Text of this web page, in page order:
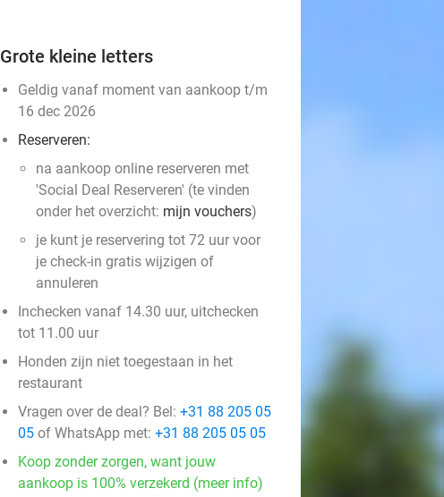
Grote kleine letters
Geldig vanaf moment van aankoop t/m
16 dec 2026
Reserveren:
na aankoop online reserveren met
'Social Deal Reserveren' (te vinden
onder het overzicht: mijn vouchers)
je kunt je reservering tot 72 uur voor
je check-in gratis wijzigen of
annuleren
Inchecken vanaf 14.30 uur, uitchecken
tot 11.00 uur
Honden zijn niet toegestaan in het
restaurant
Vragen over de deal? Bel: +31 88 205 05
05 of WhatsApp met: +31 88 205 05 05
Koop zonder zorgen, want jouw
aankoop is 100% verzekerd (meer info)